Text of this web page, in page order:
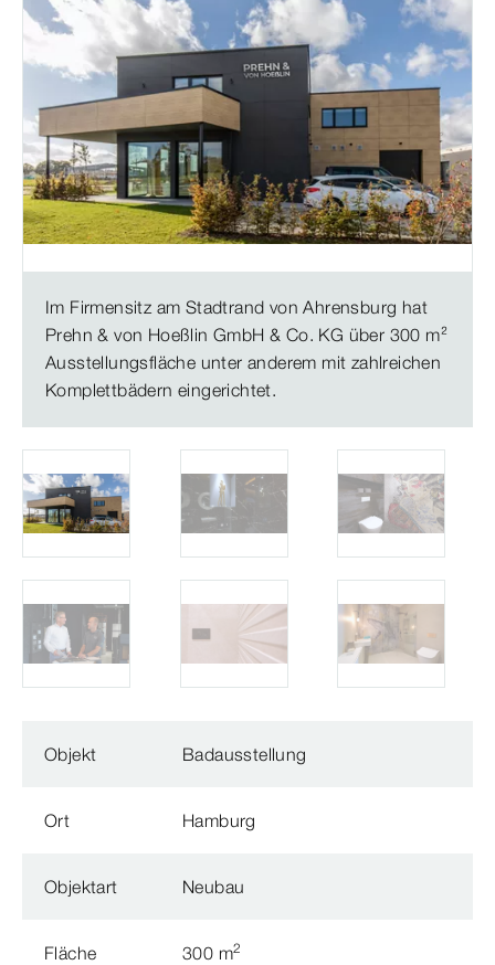
Im Firmensitz am Stadtrand von Ahrensburg hat
Prehn & von Hoeßlin GmbH & Co. KG über 300 m²
Ausstellungsfläche unter anderem mit zahlreichen
Komplettbädern eingerichtet.
Objekt Badausstellung
Ort Hamburg
Objektart Neubau
Fläche 300 m2